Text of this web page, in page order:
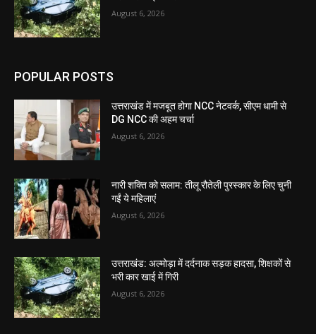
August 6, 2026
POPULAR POSTS
उत्तराखंड में मजबूत होगा NCC नेटवर्क, सीएम धामी से
DG NCC की अहम चर्चा
August 6, 2026
नारी शक्ति को सलाम: तीलू रौतेली पुरस्कार के लिए चुनी
गईं ये महिलाएं
August 6, 2026
उत्तराखंड: अल्मोड़ा में दर्दनाक सड़क हादसा, शिक्षकों से
भरी कार खाई में गिरी
August 6, 2026